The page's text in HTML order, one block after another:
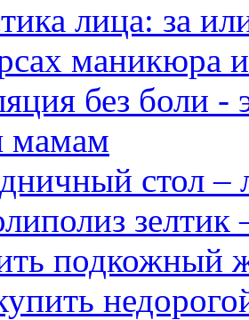
лица: за
маникюра
без боли -
мамам
стол –
зелтик
подкожный